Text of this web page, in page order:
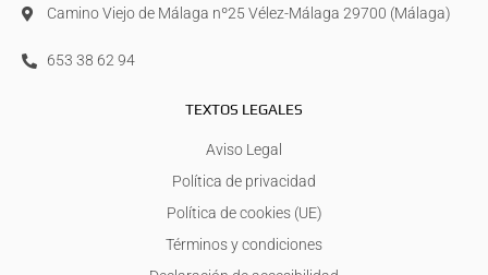
Camino Viejo de Málaga nº25 Vélez-Málaga 29700 (Málaga)
653 38 62 94
TEXTOS LEGALES
Aviso Legal
Política de privacidad
Política de cookies (UE)
Términos y condiciones